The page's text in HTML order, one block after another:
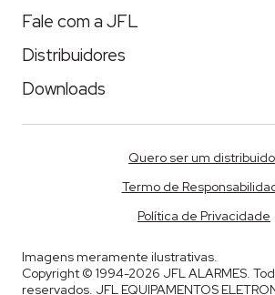
Fale com a JFL
Distribuidores
Downloads
Quero ser um
Termo de
Política de Privacidade
Imagens meramente ilustrativas.
Copyright © 1994-2026 JFL ALARMES.
reservados. JFL EQUIPAMENTOS